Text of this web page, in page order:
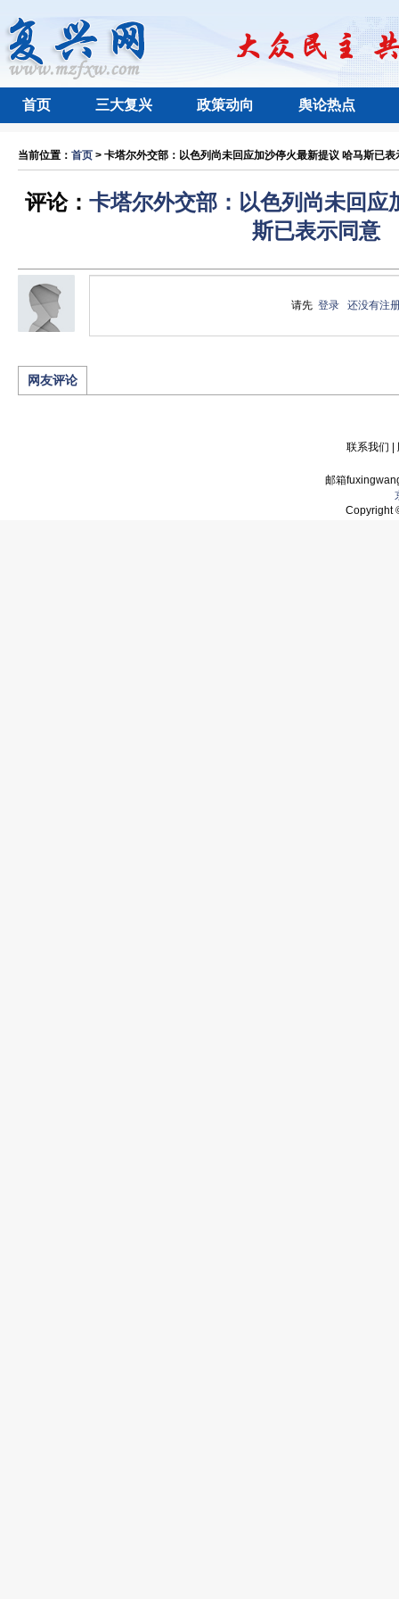
首页 三大复兴 政策动向 舆论热点
当前位置： 首页 > 卡塔尔外交部：以色列尚未回应加沙停火最新提议 哈马斯已表
评论： 卡塔尔外交部：以色列尚未回应
斯已表示同意
请先登录 还没有注
网友评论
联系我们
邮箱
Copyright